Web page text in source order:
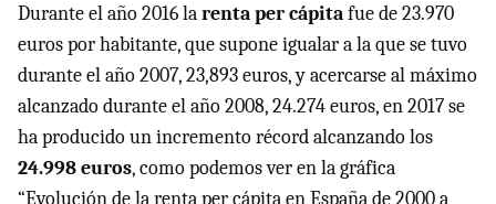
Durante el año 2016 larenta per cápitafue de 23.970
euros por habitante, que supone igualar a la que se tuvo
durante el año 2007, 23,893 euros, y acercarse al máximo
alcanzado durante el año 2008, 24.274 euros, en 2017 se
ha producido un incremento récord alcanzando los
24.998 euros, como podemos ver en la gráfica
“Evolución de la renta per cápita en España de 2000 a